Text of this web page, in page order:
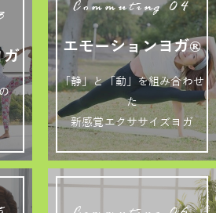
ガ
Commuting 04
エモーションヨガ®
「静」と「動」を組み合わせ
た
新感覚エクササイズヨガ